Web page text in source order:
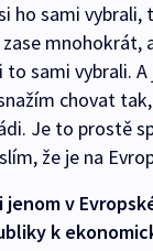
ho sami vybrali,
mnohokrát,
sami vybrali. A
chovat
Je to prostě
že je na
v
k